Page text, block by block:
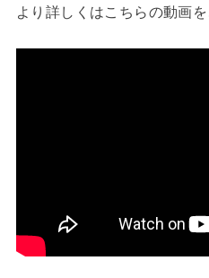
より詳しくはこちらの動画を